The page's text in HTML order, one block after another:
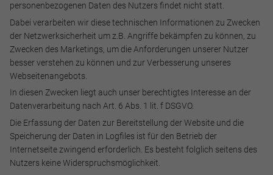
personenbezogenen Daten des Nutzers findet nicht statt.
Dabei verarbeiten wir diese technischen Informationen zu Zwecken
der Netzwerksicherheit um z.B. Angriffe bekämpfen zu können, zu
Zwecken des Marketings, um die Anforderungen unserer Nutzer
besser verstehen zu können und zur Verbesserung unseres
Webseitenangebots.
In diesen Zwecken liegt auch unser berechtigtes Interesse an der
Datenverarbeitung nach Art. 6 Abs. 1 lit. f DSGVO.
Die Erfassung der Daten zur Bereitstellung der Website und die
Speicherung der Daten in Logfiles ist für den Betrieb der
Internetseite zwingend erforderlich. Es besteht folglich seitens des
Nutzers keine Widerspruchsmöglichkeit.